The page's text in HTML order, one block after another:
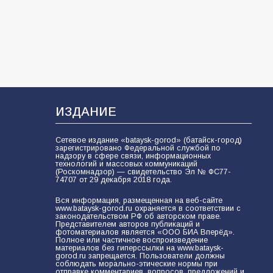
62 05.08.2026
ИЗДАНИЕ
Сетевое издание «bataysk-gorod» (батайск-город)
зарегистрировано Федеральной службой по
надзору в сфере связи, информационных
технологий и массовых коммуникаций
(Роскомнадзор) — свидетельство Эл № ФС77-
74707 от 29 декабря 2018 года.
Вся информация, размещенная на веб-сайте
www.bataysk-gorod.ru охраняется в соответствии с
законодательством РФ об авторском праве.
Представителем авторов публикаций и
фотоматериалов является «ООО БИА Вперёд».
Полное или частичное воспроизведение
материалов без гиперссылки на www.bataysk-
gorod.ru запрещается. Пользователи должны
соблюдать морально-этические нормы при